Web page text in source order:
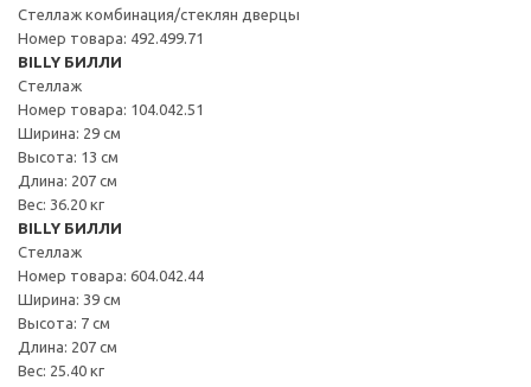
Стеллаж комбинация/стеклян дверцы
Номер товара: 492.499.71
BILLY БИЛЛИ
Стеллаж
Номер товара: 104.042.51
Ширина: 29 см
Высота: 13 см
Длина: 207 см
Вес: 36.20 кг
BILLY БИЛЛИ
Стеллаж
Номер товара: 604.042.44
Ширина: 39 см
Высота: 7 см
Длина: 207 см
Вес: 25.40 кг